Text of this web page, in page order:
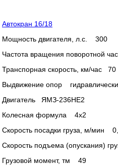
Автокран 16/18
Мощность двигателя, л.с. 300
Частота вращения поворотной
Транспорная скорость, км/час 70
Выдвижение опор гидравлически
Двигатель ЯМЗ-236НЕ2
Колесная формула 4х2
Скорость посадки груза, м/мин
Скорость подъема (опускания)
Грузовой момент, тм 49